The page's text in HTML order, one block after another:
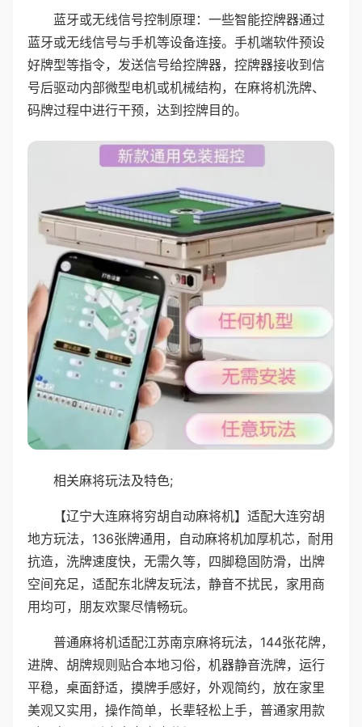
蓝牙或无线信号控制原理：一些智能控牌器通过
蓝牙或无线信号与手机等设备连接。手机端软件预设
好牌型等指令，发送信号给控牌器，控牌器接收到信
号后驱动内部微型电机或机械结构，在麻将机洗牌、
码牌过程中进行干预，达到控牌目的。
相关麻将玩法及特色;
【辽宁大连麻将穷胡自动麻将机】适配大连穷胡
地方玩法，136张牌通用，自动麻将机加厚机芯，耐用
抗造，洗牌速度快，无需久等，四脚稳固防滑，出牌
空间充足，适配东北牌友玩法，静音不扰民，家用商
用均可，朋友欢聚尽情畅玩。
普通麻将机适配江苏南京麻将玩法，144张花牌，
进牌、胡牌规则贴合本地习俗，机器静音洗牌，运行
平稳，桌面舒适，摸牌手感好，外观简约，放在家里
美观又实用，操作简单，长辈轻松上手，普通家用款